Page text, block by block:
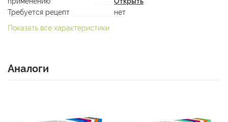
Требуется рецепт
нет
Показать все характеристики
Аналоги